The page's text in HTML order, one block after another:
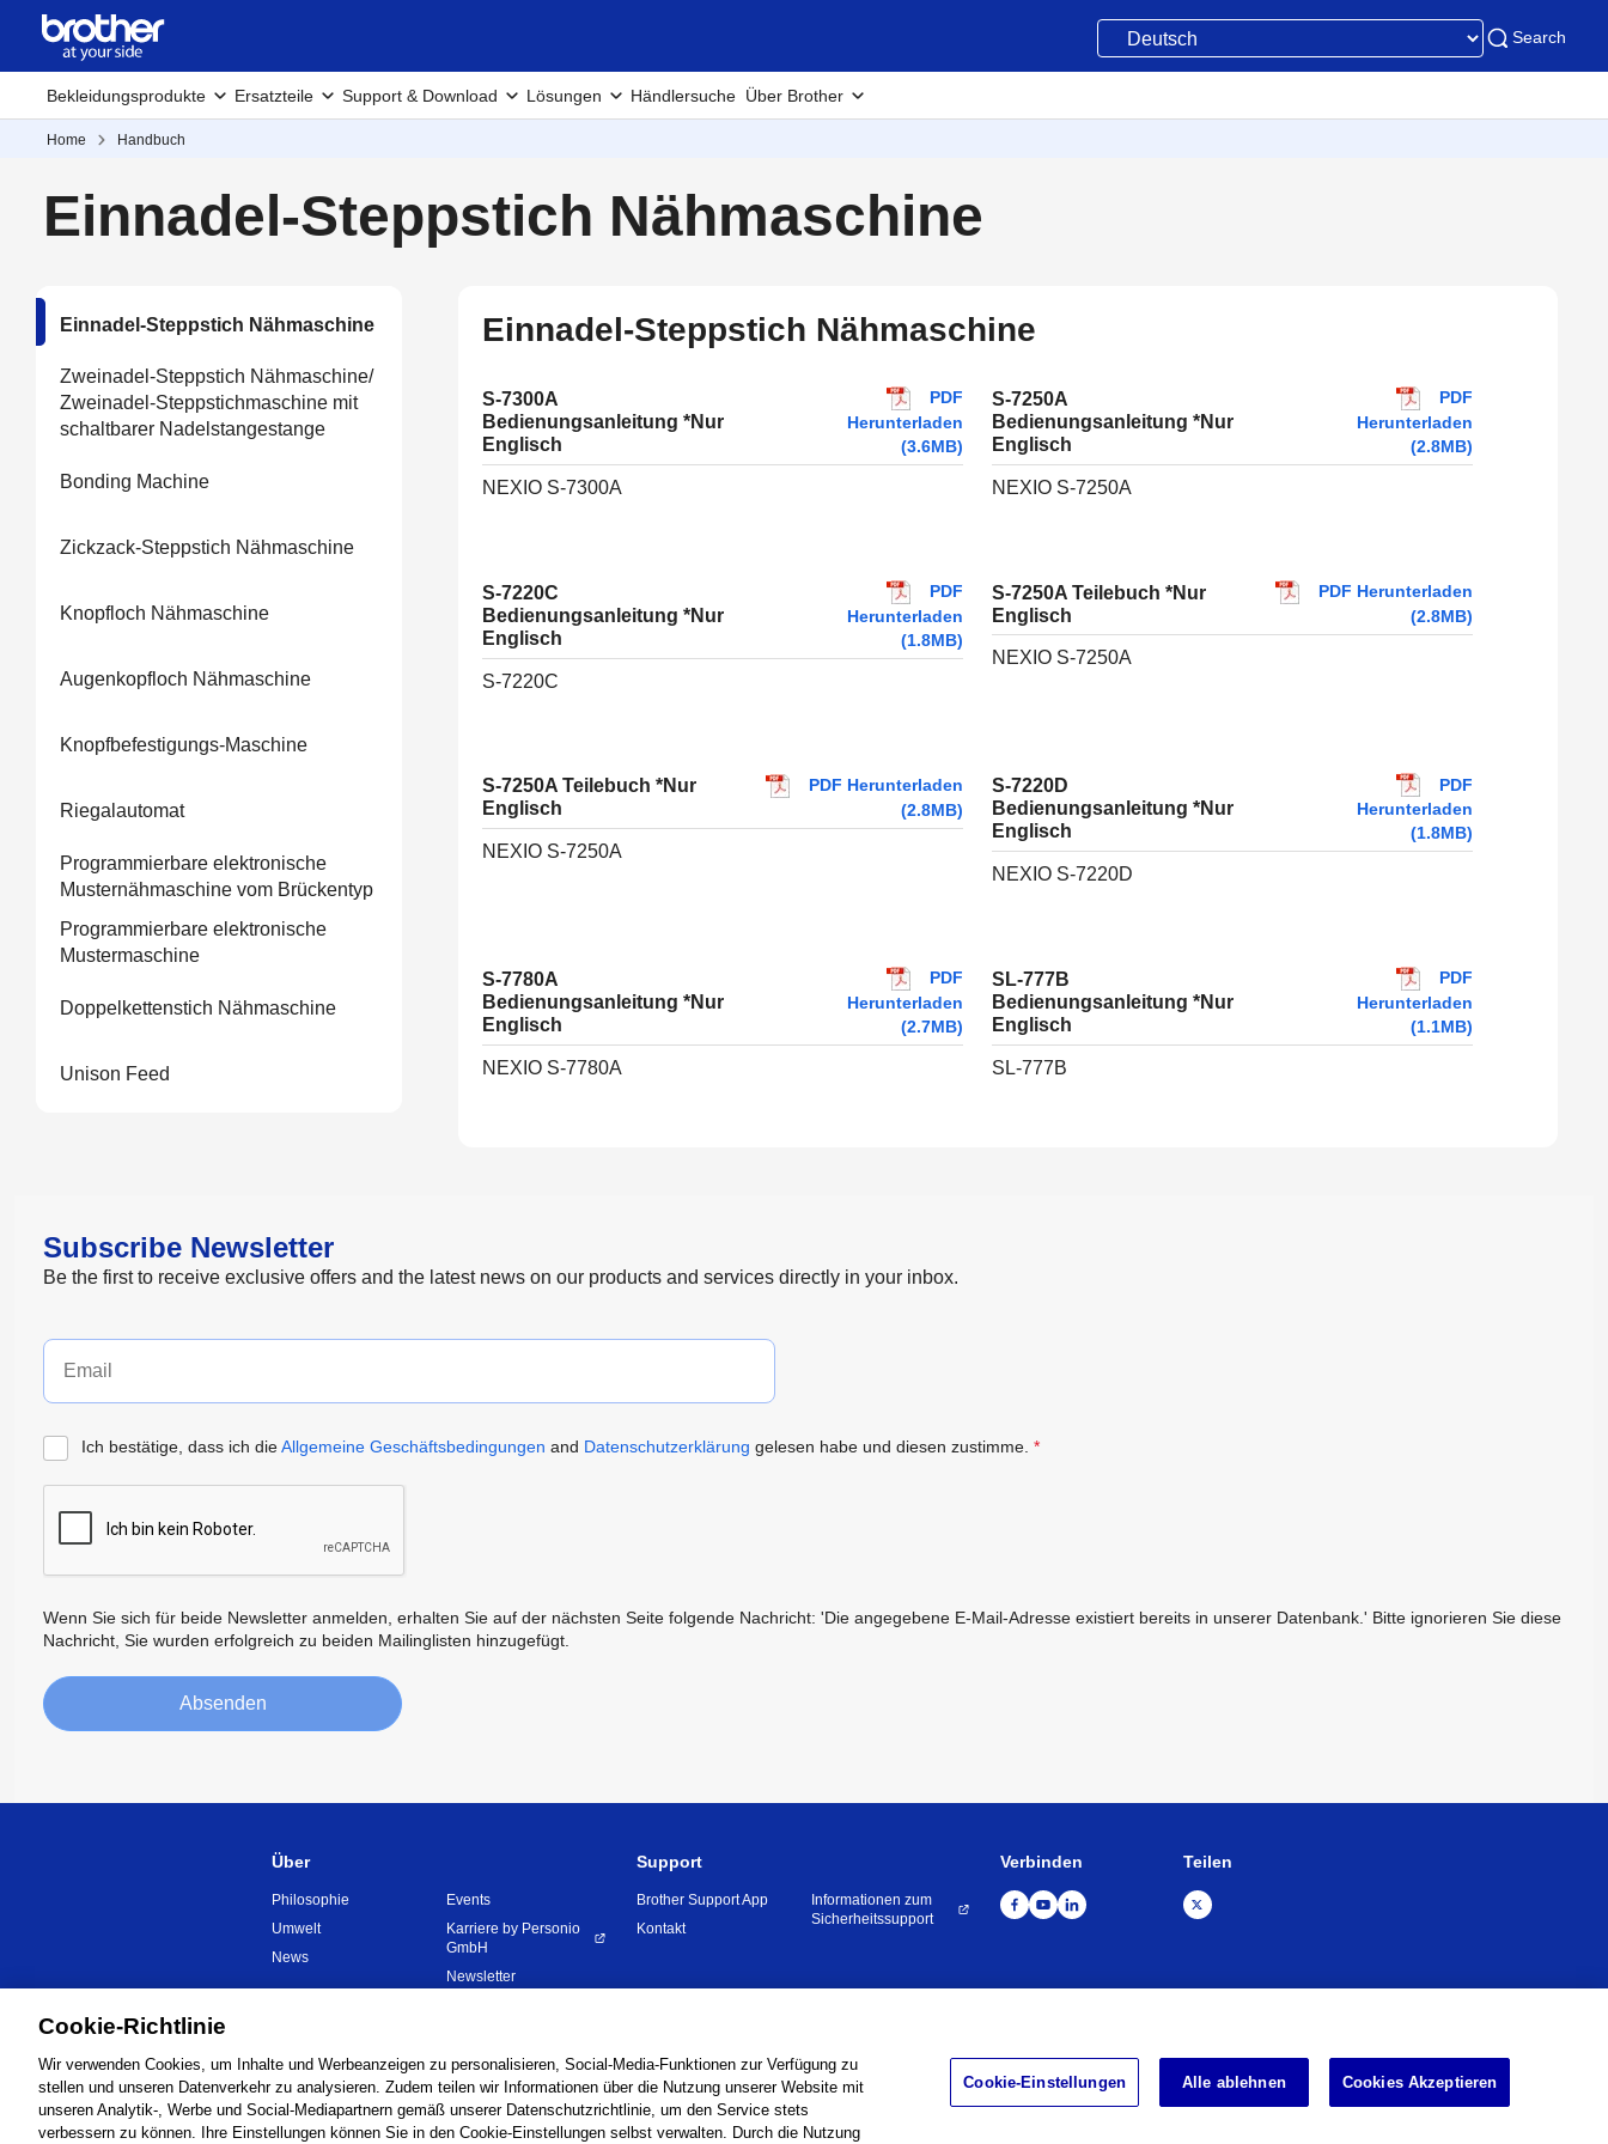
Search
Bekleidungsprodukte Ersatzteile Support & Download Lösungen Händlersuche Über Brother
Home Handbuch
Einnadel-Steppstich Nähmaschine
Einnadel-Steppstich Nähmaschine
Zweinadel-Steppstich Nähmaschine/
Zweinadel-Steppstichmaschine mit
schaltbarer Nadelstangestange
Bonding Machine
Zickzack-Steppstich Nähmaschine
Knopfloch Nähmaschine
Augenkopfloch Nähmaschine
Knopfbefestigungs-Maschine
Riegalautomat
Programmierbare elektronische
Musternähmaschine vom Brückentyp
Programmierbare elektronische
Mustermaschine
Doppelkettenstich Nähmaschine
Unison Feed
Einnadel-Steppstich Nähmaschine
S-7300A
Bedienungsanleitung *Nur
Englisch
PDF
Herunterladen
(3.6MB)
NEXIO S-7300A
S-7250A
Bedienungsanleitung *Nur
Englisch
PDF
Herunterladen
(2.8MB)
NEXIO S-7250A
S-7220C
Bedienungsanleitung *Nur
Englisch
PDF
Herunterladen
(1.8MB)
S-7220C
S-7250A Teilebuch *Nur
Englisch
PDF Herunterladen
(2.8MB)
NEXIO S-7250A
S-7250A Teilebuch *Nur
Englisch
PDF Herunterladen
(2.8MB)
NEXIO S-7250A
S-7220D
Bedienungsanleitung *Nur
Englisch
PDF
Herunterladen
(1.8MB)
NEXIO S-7220D
S-7780A
Bedienungsanleitung *Nur
Englisch
PDF
Herunterladen
(2.7MB)
NEXIO S-7780A
SL-777B
Bedienungsanleitung *Nur
Englisch
PDF
Herunterladen
(1.1MB)
SL-777B
Subscribe Newsletter
Be the first to receive exclusive offers and the latest news on our products and services directly in your inbox.
Ich bestätige, dass ich dieAllgemeine Geschäftsbedingungen and Datenschutzerklärung gelesen habe und diesen zustimme. *
Wenn Sie sich für beide Newsletter anmelden, erhalten Sie auf der nächsten Seite folgende Nachricht: 'Die angegebene E-Mail-Adresse existiert bereits in unserer Datenbank.' Bitte ignorieren Sie diese
Nachricht, Sie wurden erfolgreich zu beiden Mailinglisten hinzugefügt.
Absenden
Über
Philosophie
Umwelt
News
Events
Karriere by Personio
GmbH
Newsletter
Support
Brother Support App
Kontakt
Informationen zum
Sicherheitssupport
Verbinden Teilen
Global Network Nutzungsbedingungen Datenschutzbestimmungen Cookie Policy Kontakt Sitemap Impressum
©1995 -2026Brother Internationale Industriemaschinen GmbH All Rights Reserved.
Cookie-Richtlinie
Wir verwenden Cookies, um Inhalte und Werbeanzeigen zu personalisieren, Social-Media-Funktionen zur Verfügung zu
stellen und unseren Datenverkehr zu analysieren. Zudem teilen wir Informationen über die Nutzung unserer Website mit
unseren Analytik-, Werbe und Social-Mediapartnern gemäß unserer Datenschutzrichtlinie, um den Service stets
verbessern zu können. Ihre Einstellungen können Sie in den Cookie-Einstellungen selbst verwalten. Durch die Nutzung
Cookie-Einstellungen Alle ablehnen Cookies Akzeptieren